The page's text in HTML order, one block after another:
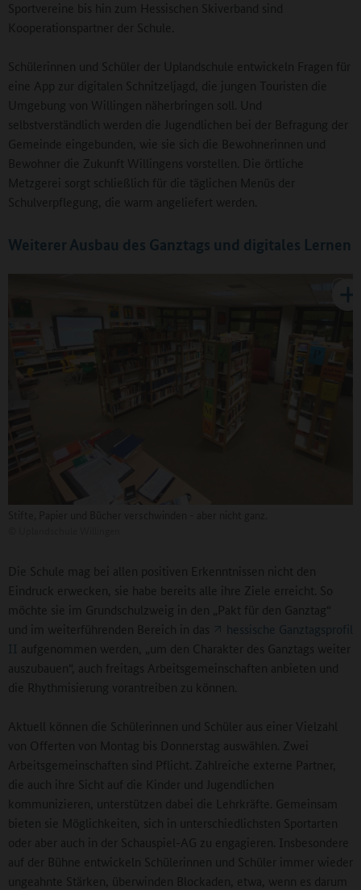
Sportvereine bis hin zum Hessischen Skiverband sind
Kooperationspartner der Schule.
Schülerinnen und Schüler der Uplandschule entwickeln Fragen für
eine App zur digitalen Schnitzeljagd, die jungen Touristen die
Umgebung von Willingen näherbringen soll. Und
selbstverständlich werden die Jugendlichen bei der Befragung der
Gemeinde eingebunden, wie sie sich die Bewohnerinnen und
Bewohner die Zukunft Willingens vorstellen. Die örtliche
Metzgerei sorgt schließlich für die täglichen Menüs der
Schulverpflegung, die warm angeliefert werden.
Weiterer Ausbau des Ganztags und digitales Lernen
Die Schule mag bei allen positiven Erkenntnissen nicht den
Eindruck erwecken, sie habe bereits alle ihre Ziele erreicht. So
möchte sie im Grundschulzweig in den „Pakt für den Ganztag“
und im weiterführenden Bereich in das
hessische Ganztagsprofil
II aufgenommen werden, „um den Charakter des Ganztags weiter
auszubauen“, auch freitags Arbeitsgemeinschaften anbieten und
die Rhythmisierung vorantreiben zu können.
Aktuell können die Schülerinnen und Schüler aus einer Vielzahl
von Offerten von Montag bis Donnerstag auswählen. Zwei
Arbeitsgemeinschaften sind Pflicht. Zahlreiche externe Partner,
die auch ihre Sicht auf die Kinder und Jugendlichen
kommunizieren, unterstützen dabei die Lehrkräfte. Gemeinsam
bieten sie Möglichkeiten, sich in unterschiedlichsten Sportarten
oder aber auch in der Schauspiel-AG zu engagieren. Insbesondere
auf der Bühne entwickeln Schülerinnen und Schüler immer wieder
ungeahnte Stärken, überwinden Blockaden, etwa, wenn es darum